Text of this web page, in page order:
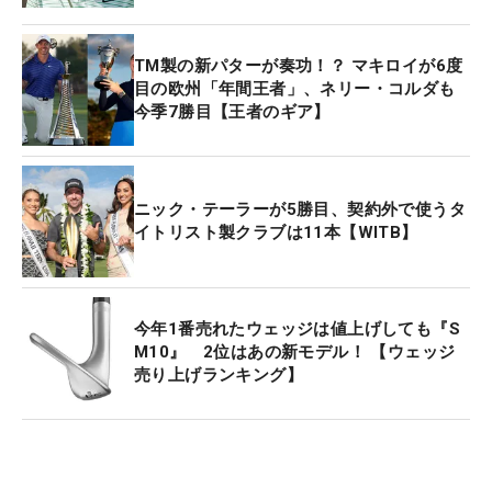
TM製の新パターが奏功！？ マキロイが6度
目の欧州「年間王者」、ネリー・コルダも
今季7勝目【王者のギア】
ニック・テーラーが5勝目、契約外で使うタ
イトリスト製クラブは11本【WITB】
今年1番売れたウェッジは値上げしても『S
M10』 2位はあの新モデル！ 【ウェッジ
売り上げランキング】